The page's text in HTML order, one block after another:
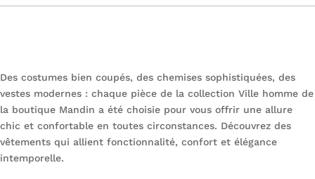
Des costumes bien coupés, des chemises sophistiquées, des
vestes modernes : chaque pièce de la collection Ville homme de
la boutique Mandin a été choisie pour vous offrir une allure
chic et confortable en toutes circonstances. Découvrez des
vêtements qui allient fonctionnalité, confort et élégance
intemporelle.